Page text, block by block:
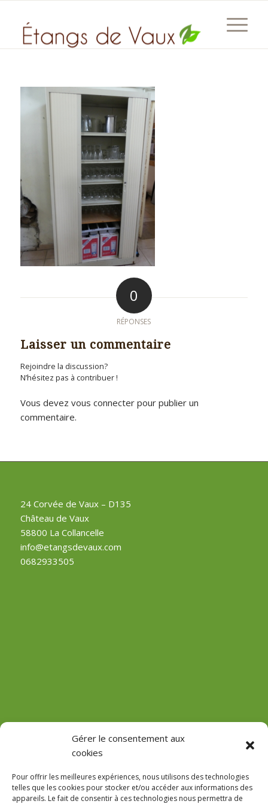
Gérer le consentement aux
cookies
Pour offrir les meilleures expériences, nous utilisons des technologies
telles que les cookies pour stocker et/ou accéder aux informations des
appareils. Le fait de consentir à ces technologies nous permettra de
0
RÉPONSES
Laisser un commentaire
Rejoindre la discussion?
N’hésitez pas à contribuer !
Vous devez vous connecterpour publier un
commentaire.
24 Corvée de Vaux – D135
Château de Vaux
58800 La Collancelle
info@etangsdevaux.com
0682933505
GPS : 47.184471755485816, 3.618713022912785